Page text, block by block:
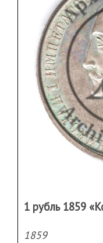
1 рубль 1859
1859